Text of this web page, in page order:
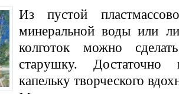
Из пустой
минеральной воды или
колготок можно
старушку.
капельку творческого